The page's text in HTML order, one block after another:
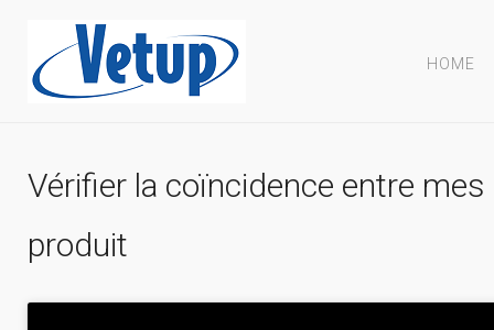
HOME
Vérifier la coïncidence entre
produit